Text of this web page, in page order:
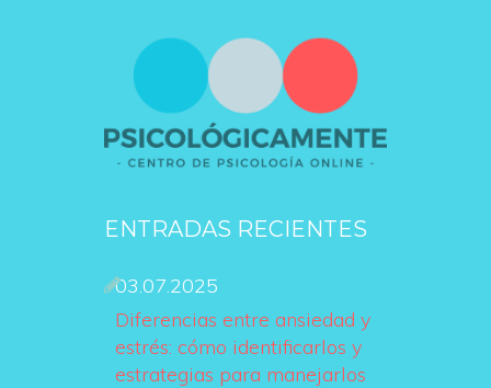
ENTRADAS RECIENTES
03.07.2025
Diferencias entre ansiedad y
estrés: cómo identificarlos y
estrategias para manejarlo